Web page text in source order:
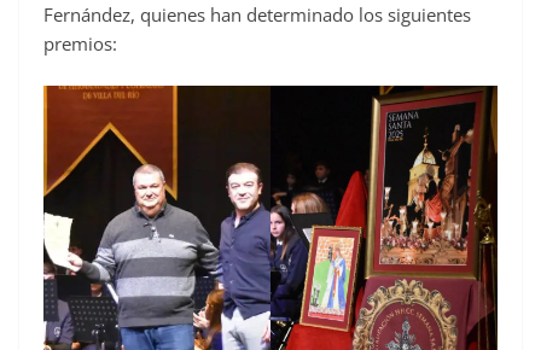
Fernández, quienes han determinado los siguientes
premios: